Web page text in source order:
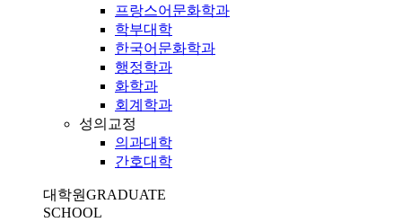
프랑스어문화학과
학부대학
한국어문화학과
행정학과
화학과
회계학과
성의교정
의과대학
간호대학
대학원GRADUATE
SCHOOL